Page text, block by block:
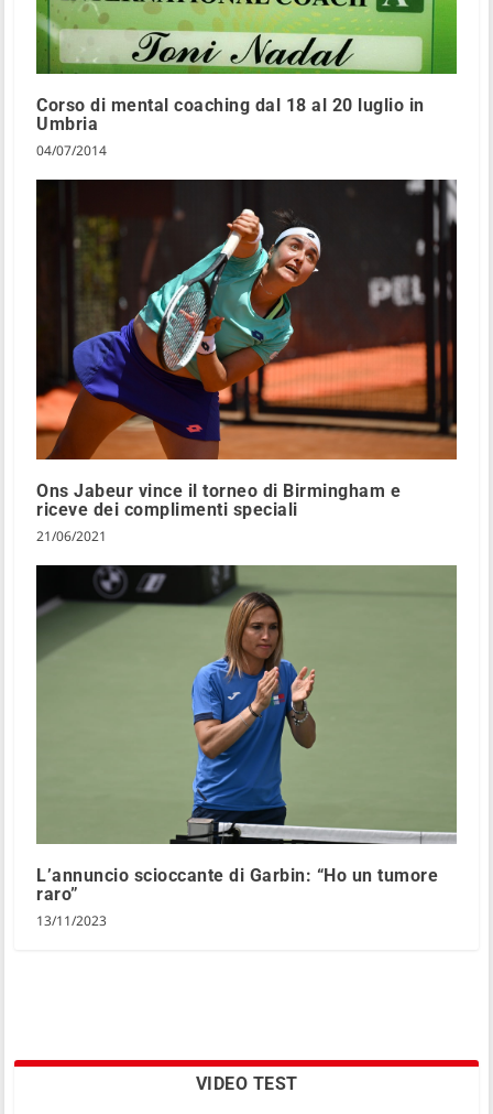
Corso di mental coaching dal 18 al 20 luglio in
Umbria
04/07/2014
Ons Jabeur vince il torneo di Birmingham e
riceve dei complimenti speciali
21/06/2021
L’annuncio scioccante di Garbin: “Ho un tumore
raro”
13/11/2023
VIDEO TEST